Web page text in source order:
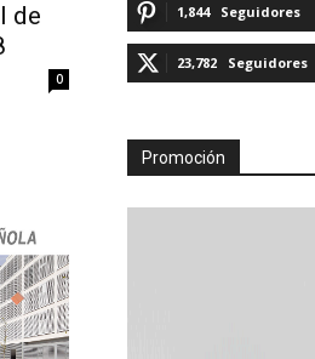
de
0
1,844 Seguidores
23,782 Seguidores
Promoción